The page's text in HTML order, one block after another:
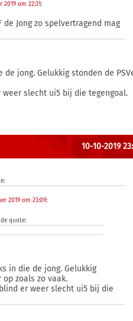
2019 om 22:31:
Jong zo spelvertragend mag
jong. Gelukkig stonden de
slecht ui5 bij die tegengoal.
10-10-2019
2019 om 23:09:
quote:
in die de jong. Gelukkig
op zoals zo vaak.
er weer slecht ui5 bij die